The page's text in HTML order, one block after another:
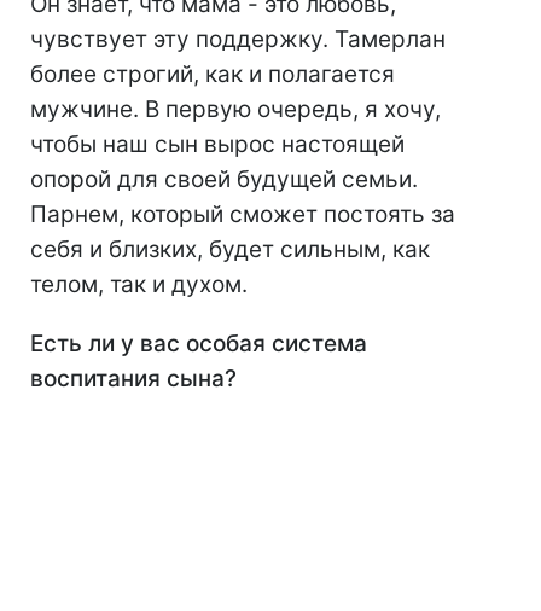
чувствует эту поддержку. Тамерлан
более строгий, как и полагается
мужчине. В первую очередь, я хочу,
чтобы наш сын вырос настоящей
опорой для своей будущей семьи.
Парнем, который сможет постоять за
себя и близких, будет сильным, как
телом, так и духом.
Есть ли у вас особая система
воспитания сына?